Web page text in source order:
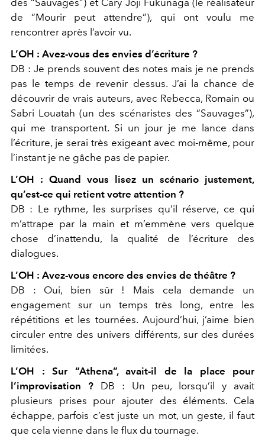
des “Sauvages”) et Cary Joji Fukunaga (le réalisateur
de “Mourir peut attendre”), qui ont voulu me
rencontrer après l’avoir vu.
L’OH : Avez-vous des envies d’écriture ?
DB : Je prends souvent des notes mais je ne prends
pas le temps de revenir dessus. J’ai la chance de
découvrir de vrais auteurs, avec Rebecca, Romain ou
Sabri Louatah (un des scénaristes des “Sauvages”),
qui me transportent. Si un jour je me lance dans
l’écriture, je serai très exigeant avec moi-même, pour
l’instant je ne gâche pas de papier.
L’OH : Quand vous lisez un scénario justement,
qu’est-ce qui retient votre attention ?
DB : Le rythme, les surprises qu’il réserve, ce qui
m’attrape par la main et m’emmène vers quelque
chose d’inattendu, la qualité de l’écriture des
dialogues.
L’OH : Avez-vous encore des envies de théâtre ?
DB : Oui, bien sûr ! Mais cela demande un
engagement sur un temps très long, entre les
répétitions et les tournées. Aujourd’hui, j’aime bien
circuler entre des univers différents, sur des durées
limitées.
L’OH : Sur “Athena”, avait-il de la place pour
l’improvisation ?
DB : Un peu, lorsqu’il y avait
plusieurs prises pour ajouter des éléments. Cela
échappe, parfois c’est juste un mot, un geste, il faut
que cela vienne dans le flux du tournage.